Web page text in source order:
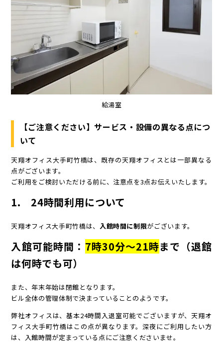
給湯室
【ご注意ください】サービス・設備の異なる点につ
いて
天翔オフィス大手町竹橋は、既存の天翔オフィスとは一部異なる
点がございます。
ご利用をご検討いただける前に、注意点を3点お伝えいたします。
1. 24時間利用について
天翔オフィス大手町竹橋は、 入館時間に制限がございます。
入館可能時間： 7時30分～21時まで（退館
は何時でも可）
また、年末年始は閉館となります。
ビル全体の管理体制で決まっていることのようです。
弊社オフィスは、基本24時間入退室可能でございますが、天翔オ
フィス大手町竹橋はこの点が異なります。深夜にご利用したい方
は、入館時間が定まっている点にご注意くださいませ。